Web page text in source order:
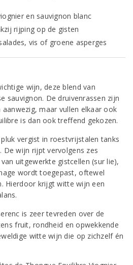
en sauvignon blanc
rijping op de gisten
vis of groene asperges
wijn, deze blend van
sauvignon. De druivenrassen zijn
maar vullen elkaar ook
is dan ook treffend gekozen.
vergist in roestvrijstalen tanks
wijn rijpt vervolgens zes
uitgewerkte gistcellen (sur lie),
wordt toegepast, oftewel
Hierdoor krijgt witte wijn een
is zeer tevreden over de
fruit, rondheid en opwekkende
witte wijn die op zichzelf én